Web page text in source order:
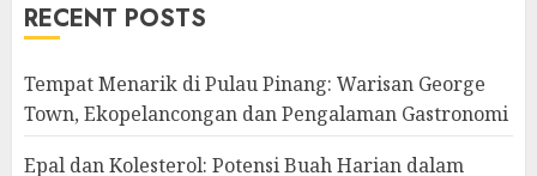
RECENT POSTS
Tempat Menarik di Pulau Pinang: Warisan George
Town, Ekopelancongan dan Pengalaman Gastronomi
Epal dan Kolesterol: Potensi Buah Harian dalam